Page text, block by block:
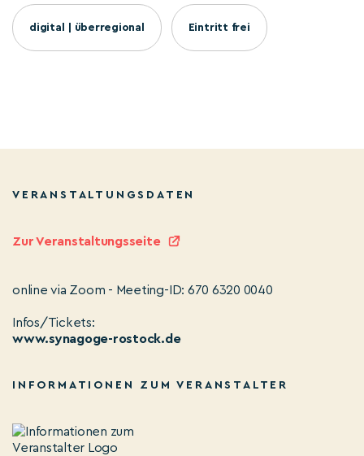
digital | überregional Eintritt frei
VERANSTALTUNGSDATEN
Zur Veranstaltungsseite
online via Zoom - Meeting-ID: 670 6320 0040
Infos/Tickets:
www.synagoge-rostock.de
INFORMATIONEN ZUM VERANSTALTER